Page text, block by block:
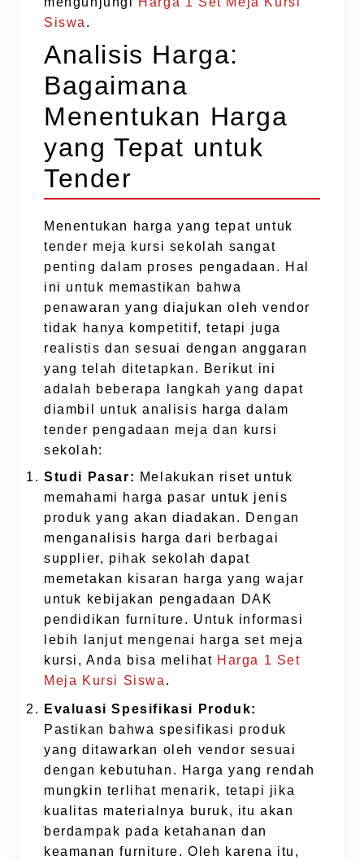
Siswa .
Analisis Harga:
Bagaimana
Menentukan Harga
yang Tepat untuk
Tender
Menentukan harga yang tepat untuk
tender meja kursi sekolah sangat
penting dalam proses pengadaan. Hal
ini untuk memastikan bahwa
penawaran yang diajukan oleh vendor
tidak hanya kompetitif, tetapi juga
realistis dan sesuai dengan anggaran
yang telah ditetapkan. Berikut ini
adalah beberapa langkah yang dapat
diambil untuk analisis harga dalam
tender pengadaan meja dan kursi
sekolah:
Studi Pasar: Melakukan riset untuk
memahami harga pasar untuk jenis
produk yang akan diadakan. Dengan
menganalisis harga dari berbagai
supplier, pihak sekolah dapat
memetakan kisaran harga yang wajar
untuk kebijakan pengadaan DAK
pendidikan furniture. Untuk informasi
lebih lanjut mengenai harga set meja
kursi, Anda bisa melihat Harga 1 Set
Meja Kursi Siswa .
Evaluasi Spesifikasi Produk:
Pastikan bahwa spesifikasi produk
yang ditawarkan oleh vendor sesuai
dengan kebutuhan. Harga yang rendah
mungkin terlihat menarik, tetapi jika
kualitas materialnya buruk, itu akan
berdampak pada ketahanan dan
keamanan furniture. Oleh karena itu,